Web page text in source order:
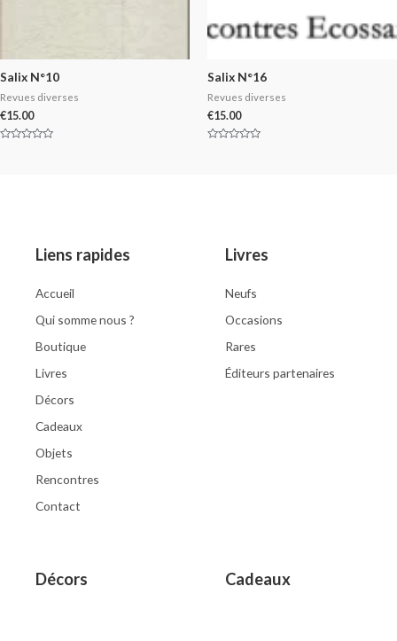
Salix N°10
Revues diverses
€15.00
Salix N°16
Revues diverses
€15.00
Liens rapides
Accueil
Qui somme nous ?
Boutique
Livres
Décors
Cadeaux
Objets
Rencontres
Contact
Livres
Neufs
Occasions
Rares
Éditeurs partenaires
Décors Cadeaux